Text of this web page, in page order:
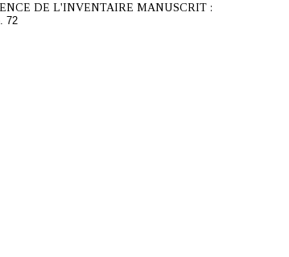
DE L'INVENTAIRE MANUSCRIT :
72